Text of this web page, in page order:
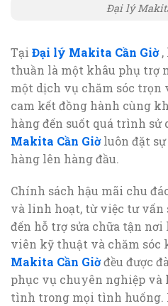
Đại lý
Tại Đại lý Makita Cần Giờ,
thuần là một khâu phụ trợ
một dịch vụ chăm sóc trọn
cam kết đồng hành cùng
hàng đến suốt quá trình sử
Makita Cần Giờluôn đặt sự
hàng lên hàng đầu.
Chính sách hậu mãi chu
và linh hoạt, từ việc tư vấn
đến hỗ trợ sửa chữa tận
viên kỹ thuật và chăm sóc
Makita Cần Giờđều được
phục vụ chuyên nghiệp
tình trong mọi tình huống.